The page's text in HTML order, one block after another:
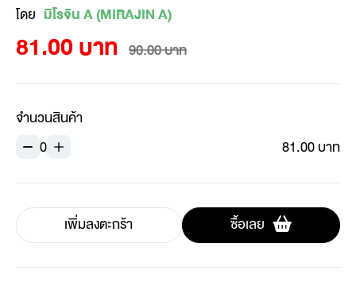
โดย มิโรจิน A (MIRAJIN A)
81.00 บาท 90.00 บาท
จำนวนสินค้า
0
81.00 บาท
เพิ่มลงตะกร้า ซื้อเลย